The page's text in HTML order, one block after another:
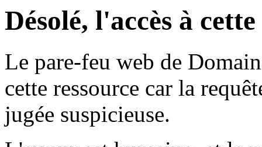
Désolé, l'accès à
Le pare-feu web de
cette ressource car la
jugée suspicieuse.